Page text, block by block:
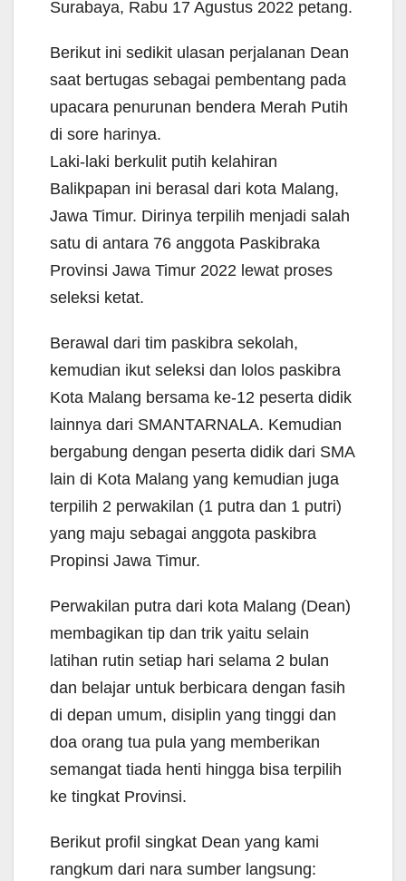
Surabaya, Rabu 17 Agustus 2022 petang.
Berikut ini sedikit ulasan perjalanan Dean
saat bertugas sebagai pembentang pada
upacara penurunan bendera Merah Putih
di sore harinya.
Laki-laki berkulit putih kelahiran
Balikpapan ini berasal dari kota Malang,
Jawa Timur. Dirinya terpilih menjadi salah
satu di antara 76 anggota Paskibraka
Provinsi Jawa Timur 2022 lewat proses
seleksi ketat.
Berawal dari tim paskibra sekolah,
kemudian ikut seleksi dan lolos paskibra
Kota Malang bersama ke-12 peserta didik
lainnya dari SMANTARNALA. Kemudian
bergabung dengan peserta didik dari SMA
lain di Kota Malang yang kemudian juga
terpilih 2 perwakilan (1 putra dan 1 putri)
yang maju sebagai anggota paskibra
Propinsi Jawa Timur.
Perwakilan putra dari kota Malang (Dean)
membagikan tip dan trik yaitu selain
latihan rutin setiap hari selama 2 bulan
dan belajar untuk berbicara dengan fasih
di depan umum, disiplin yang tinggi dan
doa orang tua pula yang memberikan
semangat tiada henti hingga bisa terpilih
ke tingkat Provinsi.
Berikut profil singkat Dean yang kami
rangkum dari nara sumber langsung: